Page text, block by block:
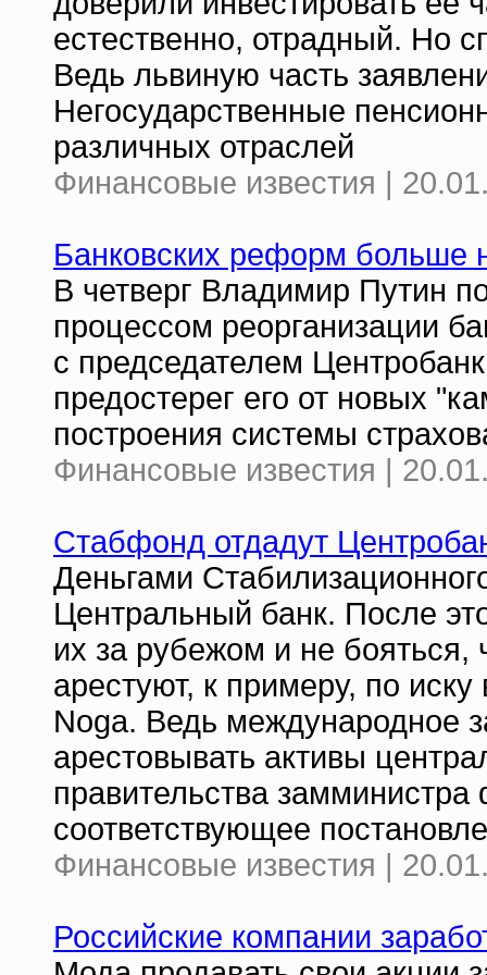
естественно, отрадный. Но
Ведь львиную часть
Негосударственные
различных отраслей
Финансовые известия |
Банковских реформ больше
В четверг Владимир Путин
процессом реорганизации
с председателем
предостерег его от новых
построения системы
Финансовые известия |
Стабфонд отдадут
Деньгами
Центральный банк. После
их за рубежом и не
арестуют, к примеру, по
Noga. Ведь международное
арестовывать активы
правительства
соответствующее
Финансовые известия |
Российские компании